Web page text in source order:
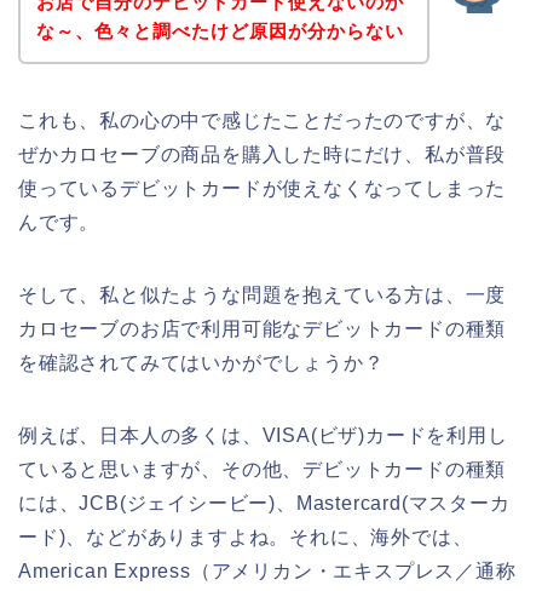
な～、色々と調べたけど原因が分からない
これも、私の心の中で感じたことだったのですが、な
ぜかカロセーブの商品を購入した時にだけ、私が普段
使っているデビットカードが使えなくなってしまった
んです。
そして、私と似たような問題を抱えている方は、一度
カロセーブのお店で利用可能なデビットカードの種類
を確認されてみてはいかがでしょうか？
例えば、日本人の多くは、VISA(ビザ)カードを利用し
ていると思いますが、その他、デビットカードの種類
には、JCB(ジェイシービー)、Mastercard(マスターカ
ード)、などがありますよね。それに、海外では、
American Express（アメリカン・エキスプレス／通称